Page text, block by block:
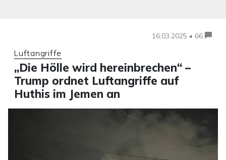
16.03.2025 • 66
Luftangriffe
„Die Hölle wird hereinbrechen“ –
Trump ordnet Luftangriffe auf
Huthis im Jemen an